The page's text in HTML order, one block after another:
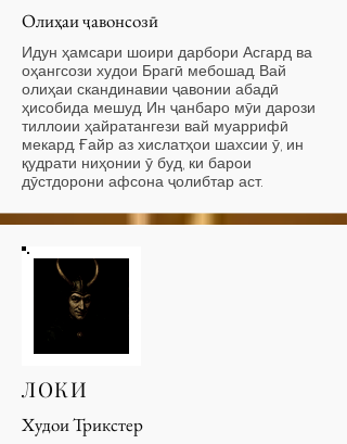
Олиҳаи ҷавонсозӣ
Идун ҳамсари шоири дарбори Асгард ва
оҳангсози худои Брагӣ мебошад. Вай
олиҳаи скандинавии ҷавонии абадӣ
ҳисобида мешуд. Ин ҷанбаро мӯи дарози
тиллоии ҳайратангези вай муаррифӣ
мекард. Ғайр аз хислатҳои шахсии ӯ, ин
қудрати ниҳонии ӯ буд, ки барои
дӯстдорони афсона ҷолибтар аст.
ЛОКИ
Худои Трикстер